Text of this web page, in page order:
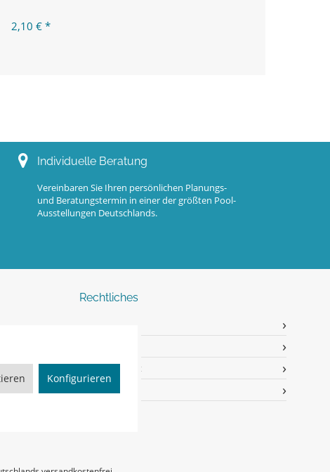
2,10 € *
Individuelle Beratung
Vereinbaren Sie Ihren persönlichen Planungs-
und Beratungstermin in einer der größten Pool-
Ausstellungen Deutschlands.
Rechtliches
Widerrufsrecht
Konfigurieren